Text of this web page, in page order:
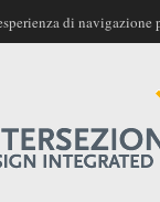
di navigazione